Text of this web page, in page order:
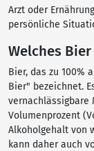
Arzt oder
persönliche
Welches
Bier, das zu 100%
Bier" bezeichnet.
vernachlässigbare
Volumenprozent
Alkoholgehalt von
kann daher auch